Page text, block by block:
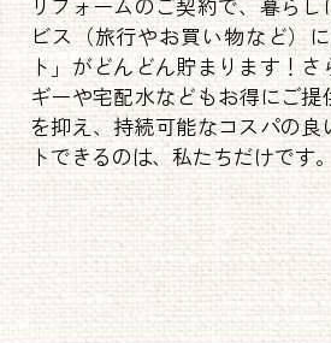
ビス（旅行やお買い物など）
ト」がどんどん貯まります！
ギーや宅配水などもお得にご
を抑え、持続可能なコスパの良
トできるのは、私たちだけです